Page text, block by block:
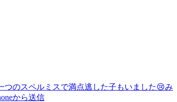
つのスペルミスで満点逃した子もいました😢み
から送信